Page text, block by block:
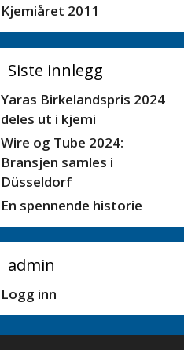
Kjemiåret 2011
Siste innlegg
Yaras Birkelandspris 2024
deles ut i kjemi
Wire og Tube 2024:
Bransjen samles i
Düsseldorf
En spennende historie
admin
Logg inn